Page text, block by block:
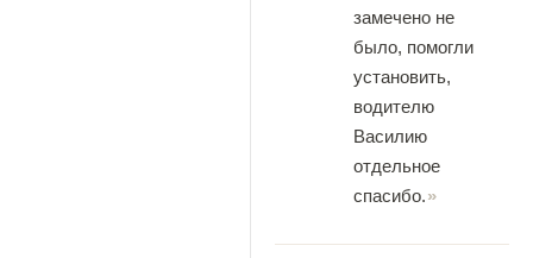
замечено не
было, помогли
установить,
водителю
Василию
отдельное
спасибо.